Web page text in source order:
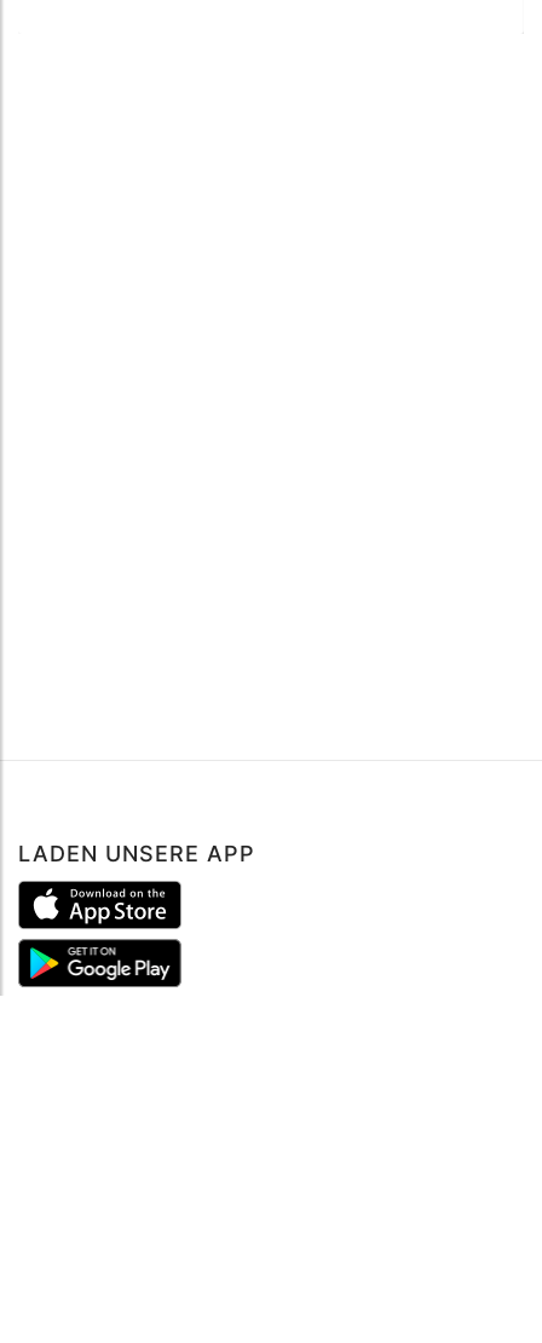
LADEN UNSERE APP